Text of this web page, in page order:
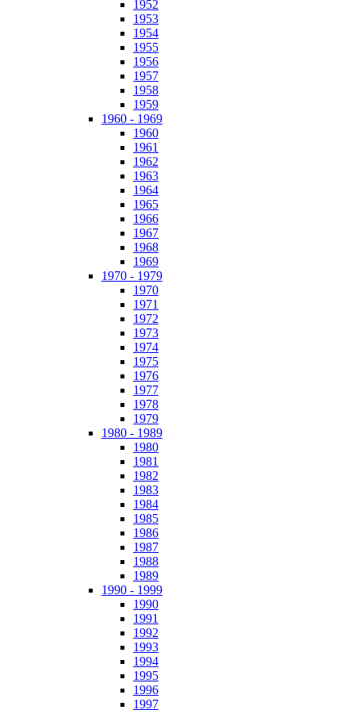
1952
1953
1954
1955
1956
1957
1958
1959
1960 - 1969
1960
1961
1962
1963
1964
1965
1966
1967
1968
1969
1970 - 1979
1970
1971
1972
1973
1974
1975
1976
1977
1978
1979
1980 - 1989
1980
1981
1982
1983
1984
1985
1986
1987
1988
1989
1990 - 1999
1990
1991
1992
1993
1994
1995
1996
1997